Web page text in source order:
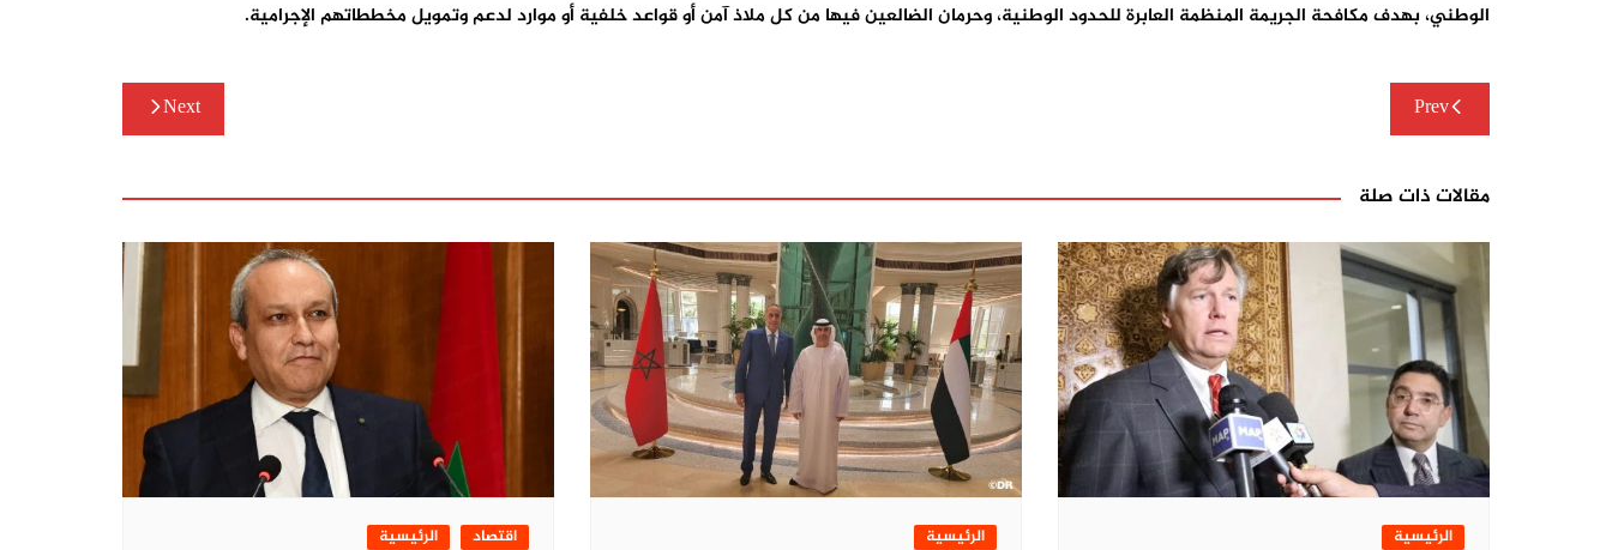
الوطني، بهدف مكافحة الجريمة المنظمة العابرة للحدود الوطنية، وحرمان الضالعين فيها من كل ملاذ آمن أو قواعد خلفية أو موارد لدعم وتمويل مخططاتهم الإجرامية.
تصفّح
المقالاتPrev
Next
مقالات ذات صلة
الرئيسية الرئيسية اقتصاد الرئيسية